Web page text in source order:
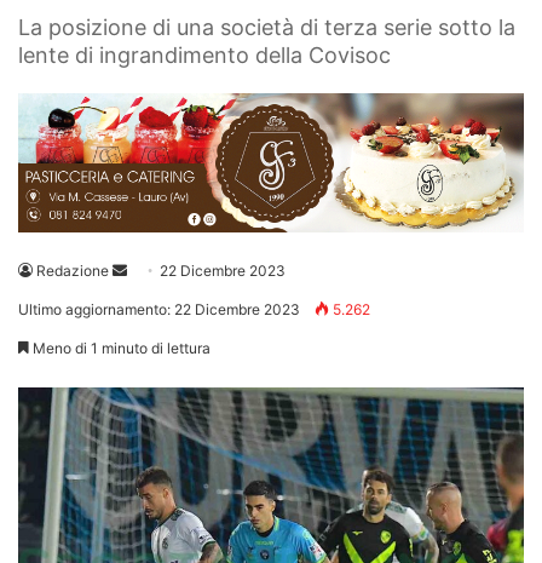
La posizione di una società di terza serie sotto la
lente di ingrandimento della Covisoc
Redazione
Invia 22 Dicembre 2023
Ultimo aggiornamento: 22 Dicembre 2023 5.262
Meno di 1 minuto di lettura